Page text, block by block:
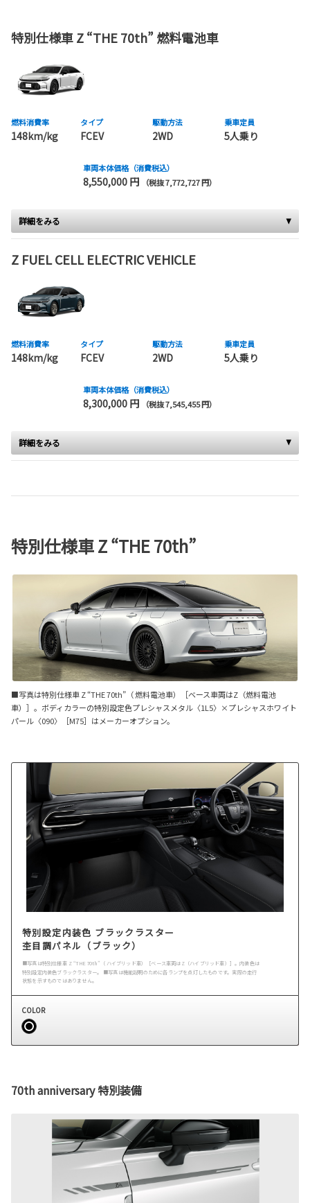
特別仕様車 Z “THE 70th” 燃料電池車
燃料消費率
148km/kg
タイプ
FCEV
駆動方法
2WD
乗車定員
5人乗り
車両本体価格（消費税込）
8,550,000 円 （税抜 7,772,727 円）
詳細をみる
Z FUEL CELL ELECTRIC VEHICLE
燃料消費率
148km/kg
タイプ
FCEV
駆動方法
2WD
乗車定員
5人乗り
車両本体価格（消費税込）
8,300,000 円 （税抜 7,545,455 円）
詳細をみる
特別仕様車 Z “THE 70th”
■写真は特別仕様車 Z “THE 70th”（ 燃料電池車）［ベース車両はZ（燃料電池
車）］。ボディカラーの特別設定色プレシャスメタル〈1L5〉×プレシャスホワイト
パール〈090〉［M75］はメーカーオプション。
特別設定内装色 ブラックラスター
杢目調パネル（ブラック）
■写真は特別仕様車 Z “THE 70th”（ ハイブリッド車）［ベース車両はZ（ハイブリッド車）］。内装色は
特別設定内装色ブラックラスター。 ■写真は機能説明のために各ランプを点灯したものです。実際の走行
状態を示すものではありません。
COLOR
70th anniversary 特別装備